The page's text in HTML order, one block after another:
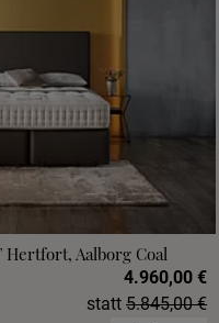
Hertfort, Aalborg Coal
4.960,00 €
statt 5.845,00 €